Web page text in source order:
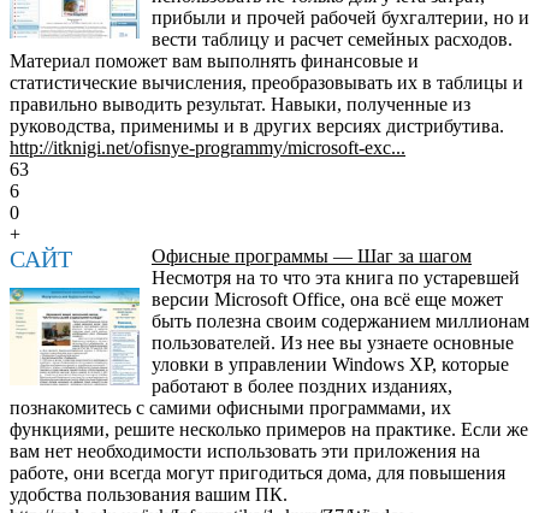
прибыли и прочей рабочей бухгалтерии, но и
вести таблицу и расчет семейных расходов.
Материал поможет вам выполнять финансовые и
статистические вычисления, преобразовывать их в таблицы и
правильно выводить результат. Навыки, полученные из
руководства, применимы и в других версиях дистрибутива.
http://itknigi.net/ofisnye-programmy/microsoft-exc...
63
6
0
+
САЙТ
Офисные программы — Шаг за шагом
Несмотря на то что эта книга по устаревшей
версии Microsoft Office, она всё еще может
быть полезна своим содержанием миллионам
пользователей. Из нее вы узнаете основные
уловки в управлении Windows XP, которые
работают в более поздних изданиях,
познакомитесь с самими офисными программами, их
функциями, решите несколько примеров на практике. Если же
вам нет необходимости использовать эти приложения на
работе, они всегда могут пригодиться дома, для повышения
удобства пользования вашим ПК.